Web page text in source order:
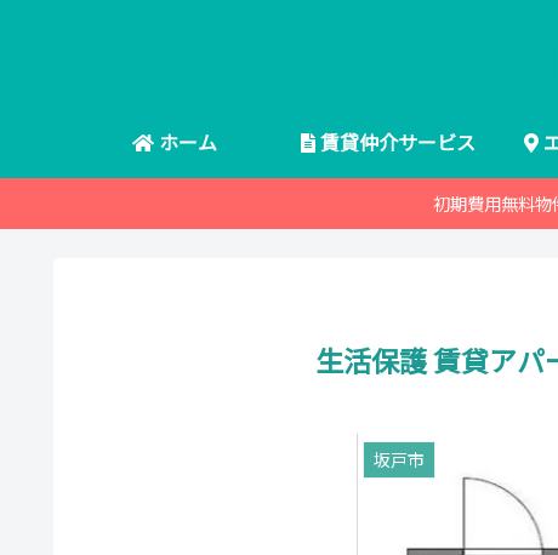
ホーム 賃貸仲介サービス
初期費用無料物
生活保護 賃貸アパ
坂戸市